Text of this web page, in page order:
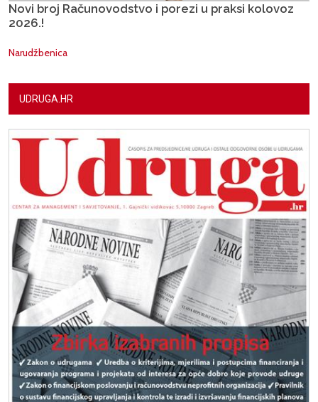
Novi broj Računovodstvo i porezi u praksi kolovoz
2026.!
Narudžbenica
UDRUGA.HR